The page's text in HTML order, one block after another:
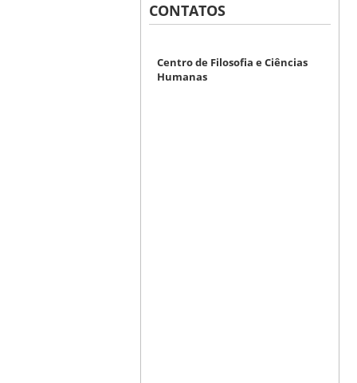
CONTATOS
Centro de Filosofia e Ciências
Humanas